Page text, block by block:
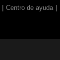
Centro de ayuda